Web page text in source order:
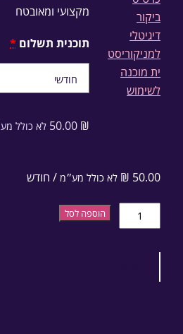
מקצועי ומאובטח
תוכנית תשלום *
50.00 ₪ לא כולל
50.00
₪ לא כולל מע״מ / חודש
כמות של כרטיס ביקור דיגיטלי
הוספה לסל